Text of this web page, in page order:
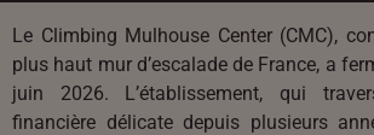
Le Climbing Mulhouse Center (CMC),
plus haut mur d’escalade de France, a
juin 2026. L’établissement, qui
financière délicate depuis plusieurs